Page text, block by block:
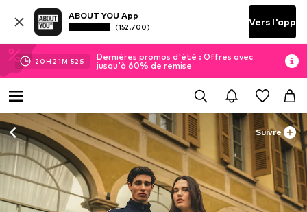
ABOUT YOU App
(152.700) Vers l'app
20H 21M 51 S
Dernières promos d'été : Offres avec
jusqu'à 60% de remise
Suivre